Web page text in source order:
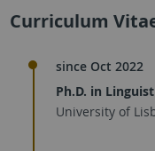
Curriculum
since Oct 2022
Ph.D. in
University of